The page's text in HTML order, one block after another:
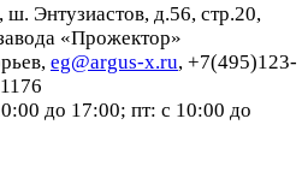
Энтузиастов, д.56, стр.20,
«Прожектор»
eg@argus-x.ru, +7(495)123-
до 17:00; пт: с 10:00 до